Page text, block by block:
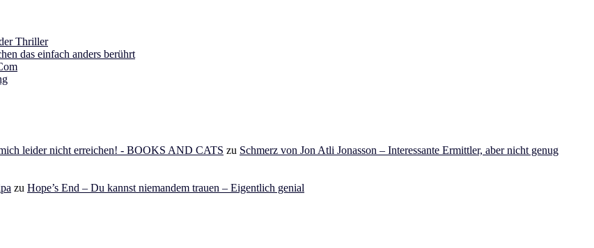
Thriller
das einfach anders berührt
leider nicht erreichen! - BOOKS AND CATS zu Schmerz von Jon Atli Jonasson – Interessante Ermittler, aber nicht genug
zu Hope’s End – Du kannst niemandem trauen – Eigentlich genial